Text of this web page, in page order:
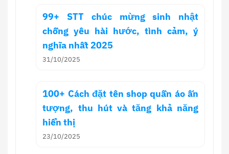
99+ STT chúc mừng sinh nhật
chồng yêu hài hước, tình cảm, ý
nghĩa nhất 2025
31/10/2025
100+ Cách đặt tên shop quần áo ấn
tượng, thu hút và tăng khả năng
hiển thị
23/10/2025